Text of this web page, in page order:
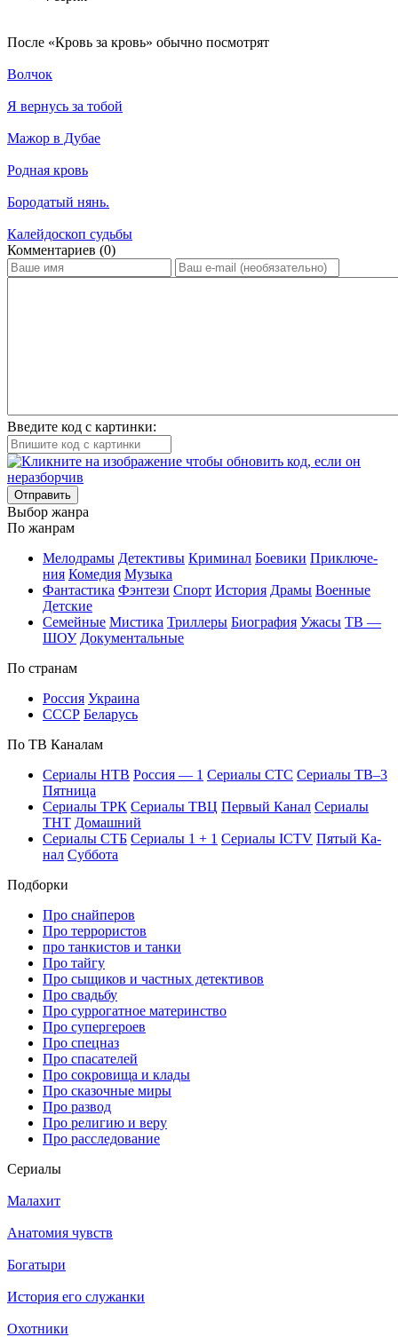
По­сле «Кровь за кровь» обыч­но по­смот­рят
Волчок
Я вернусь за тобой
Мажор в Дубае
Родная кровь
Бородатый нянь.
Калейдоскоп судьбы
Ком­мен­та­ри­ев (0)
Введите код с картинки:
Отправить
Вы­бор жан­ра
По жан­рам
Ме­ло­дра­мы Де­тек­ти­вы Кри­ми­нал Бое­ви­ки При­клю­че­
ния Ко­ме­дия Му­зы­ка
Фан­та­сти­ка Фэн­те­зи Спорт Ис­то­рия Дра­мы Во­ен­ные
Дет­ские
Се­мей­ные Мис­ти­ка Трил­ле­ры Био­гра­фия Ужа­сы ТВ —
ШОУ До­ку­мен­таль­ные
По стра­нам
Рос­сия Ук­раи­на
СССР Бе­ла­русь
По ТВ Ка­на­лам
Се­риа­лы НТВ Рос­сия — 1 Се­риа­лы СТС Се­риа­лы ТВ–3
Пят­ни­ца
Се­риа­лы ТРК Се­риа­лы ТВЦ Пер­вый Ка­нал Се­риа­лы
ТНТ До­маш­ний
Се­риа­лы СТБ Се­риа­лы 1 + 1 Се­риа­лы ICTV Пя­тый Ка­
нал Суб­бо­та
Подборки
Про снайперов
Про террористов
про танкистов и танки
Про тайгу
Про сыщиков и частных детективов
Про свадьбу
Про суррогатное материнство
Про супергероев
Про спецназ
Про спасателей
Про сокровища и клады
Про сказочные миры
Про развод
Про религию и веру
Про расследование
Се­риа­лы
Малахит
Анатомия чувств
Богатыри
История его служанки
Охотники